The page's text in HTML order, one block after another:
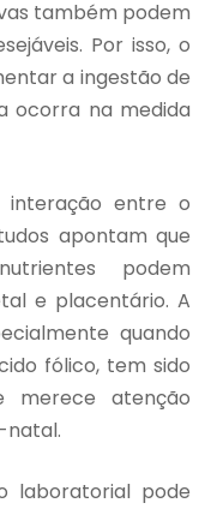
também podem
Por isso, o
a ingestão de
ocorra na medida
entre o
apontam que
podem
e placentário. A
quando
fólico, tem sido
merece atenção
laboratorial pode